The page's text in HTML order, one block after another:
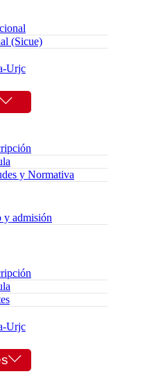
(Sicue)
Urjc
y Normativa
y admisión
Urjc